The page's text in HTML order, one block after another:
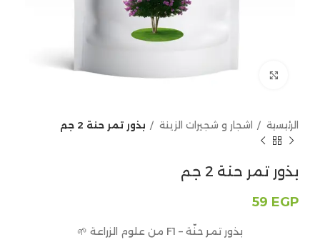
Click to enlarge
الرئيسية اشجار و شجيرات الزينة بذور تمر حنة 2 جم
بذور تمر حنة 2 جم
59 EGP
بذور تمر حنّة – F1 من علوم الزراعة 🌱